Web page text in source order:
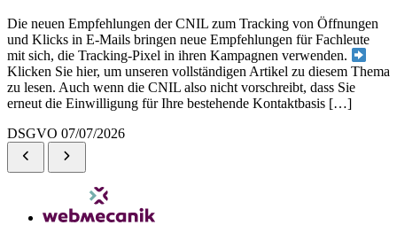
Die neuen Empfehlungen der CNIL zum Tracking von Öffnungen
und Klicks in E-Mails bringen neue Empfehlungen für Fachleute
mit sich, die Tracking-Pixel in ihren Kampagnen verwenden.
Klicken Sie hier, um unseren vollständigen Artikel zu diesem Thema
zu lesen. Auch wenn die CNIL also nicht vorschreibt, dass Sie
erneut die Einwilligung für Ihre bestehende Kontaktbasis […]
DSGVO 07/07/2026